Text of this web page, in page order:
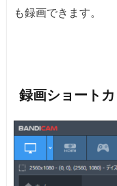
も録画できます。
録画ショート